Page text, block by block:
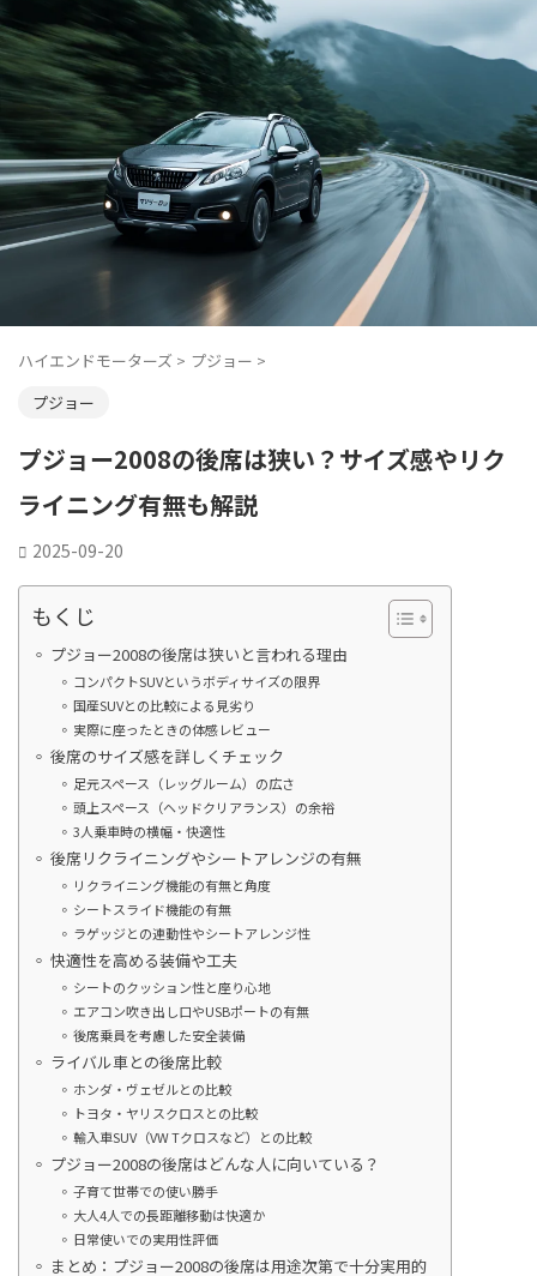
ハイエンドモーターズ > プジョー >
プジョー
プジョー2008の後席は狭い？サイズ感やリク
ライニング有無も解説
2025-09-20
もくじ
プジョー2008の後席は狭いと言われる理由
コンパクトSUVというボディサイズの限界
国産SUVとの比較による見劣り
実際に座ったときの体感レビュー
後席のサイズ感を詳しくチェック
足元スペース（レッグルーム）の広さ
頭上スペース（ヘッドクリアランス）の余裕
3人乗車時の横幅・快適性
後席リクライニングやシートアレンジの有無
リクライニング機能の有無と角度
シートスライド機能の有無
ラゲッジとの連動性やシートアレンジ性
快適性を高める装備や工夫
シートのクッション性と座り心地
エアコン吹き出し口やUSBポートの有無
後席乗員を考慮した安全装備
ライバル車との後席比較
ホンダ・ヴェゼルとの比較
トヨタ・ヤリスクロスとの比較
輸入車SUV（VW Tクロスなど）との比較
プジョー2008の後席はどんな人に向いている？
子育て世帯での使い勝手
大人4人での長距離移動は快適か
日常使いでの実用性評価
まとめ：プジョー2008の後席は用途次第で十分実用的